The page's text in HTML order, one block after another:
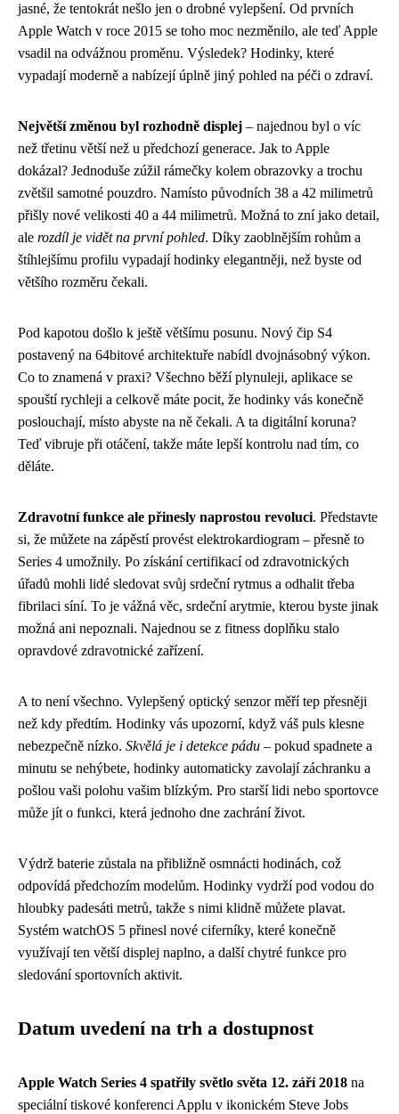
jasné, že tentokrát nešlo jen o drobné vylepšení. Od prvních
Apple Watch v roce 2015 se toho moc nezměnilo, ale teď Apple
vsadil na odvážnou proměnu. Výsledek? Hodinky, které
vypadají moderně a nabízejí úplně jiný pohled na péči o zdraví.
Největší změnou byl rozhodně displej – najednou byl o víc
než třetinu větší než u předchozí generace. Jak to Apple
dokázal? Jednoduše zúžil rámečky kolem obrazovky a trochu
zvětšil samotné pouzdro. Namísto původních 38 a 42 milimetrů
přišly nové velikosti 40 a 44 milimetrů. Možná to zní jako detail,
ale rozdíl je vidět na první pohled. Díky zaoblnějším rohům a
štíhlejšímu profilu vypadají hodinky elegantněji, než byste od
většího rozměru čekali.
Pod kapotou došlo k ještě většímu posunu. Nový čip S4
postavený na 64bitové architektuře nabídl dvojnásobný výkon.
Co to znamená v praxi? Všechno běží plynuleji, aplikace se
spouští rychleji a celkově máte pocit, že hodinky vás konečně
poslouchají, místo abyste na ně čekali. A ta digitální koruna?
Teď vibruje při otáčení, takže máte lepší kontrolu nad tím, co
děláte.
Zdravotní funkce ale přinesly naprostou revoluci. Představte
si, že můžete na zápěstí provést elektrokardiogram – přesně to
Series 4 umožnily. Po získání certifikací od zdravotnických
úřadů mohli lidé sledovat svůj srdeční rytmus a odhalit třeba
fibrilaci síní. To je vážná věc, srdeční arytmie, kterou byste jinak
možná ani nepoznali. Najednou se z fitness doplňku stalo
opravdové zdravotnické zařízení.
A to není všechno. Vylepšený optický senzor měří tep přesněji
než kdy předtím. Hodinky vás upozorní, když váš puls klesne
nebezpečně nízko. Skvělá je i detekce pádu – pokud spadnete a
minutu se nehýbete, hodinky automaticky zavolají záchranku a
pošlou vaši polohu vašim blízkým. Pro starší lidi nebo sportovce
může jít o funkci, která jednoho dne zachrání život.
Výdrž baterie zůstala na přibližně osmnácti hodinách, což
odpovídá předchozím modelům. Hodinky vydrží pod vodou do
hloubky padesáti metrů, takže s nimi klidně můžete plavat.
Systém watchOS 5 přinesl nové ciferníky, které konečně
využívají ten větší displej naplno, a další chytré funkce pro
sledování sportovních aktivit.
Datum uvedení na trh a dostupnost
Apple Watch Series 4 spatřily světlo světa 12. září 2018 na
speciální tiskové konferenci Applu v ikonickém Steve Jobs